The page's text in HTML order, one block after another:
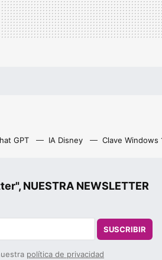
GPT IA Disney Clave Windows
NUESTRA NEWSLETTER
SUSCRIBIR
política de privacidad